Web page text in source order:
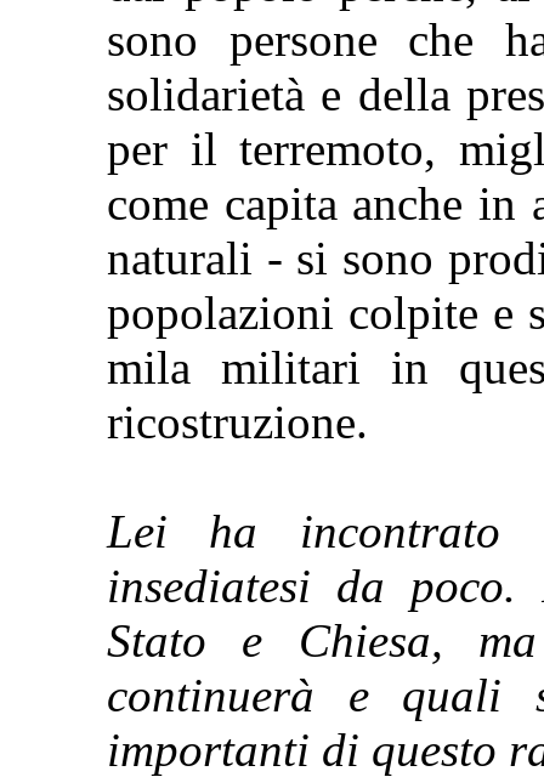
sono persone che
solidarietà e della
per il terremoto,
come capita anche
naturali - si sono
popolazioni colpite e
mila militari in
ricostruzione.
Lei ha incontrato
insediatesi da
Stato e Chiesa,
continuerà e quali
importanti di questo